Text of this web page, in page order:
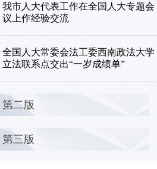
我市人大代表工作在全国人大专题会
议上作经验交流
全国人大常委会法工委西南政法大学
立法联系点交出“一岁成绩单”
第二版
第三版